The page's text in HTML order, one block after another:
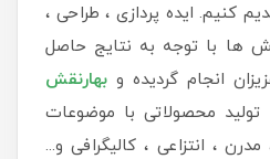
کنیم. ایده پردازی ، طراحی ،
ها با توجه به نتایج حاصل
انجام گردیده و بهارنقش
تولید محصولاتی با موضوعات
، انتزاعی ، کالیگرافی و...